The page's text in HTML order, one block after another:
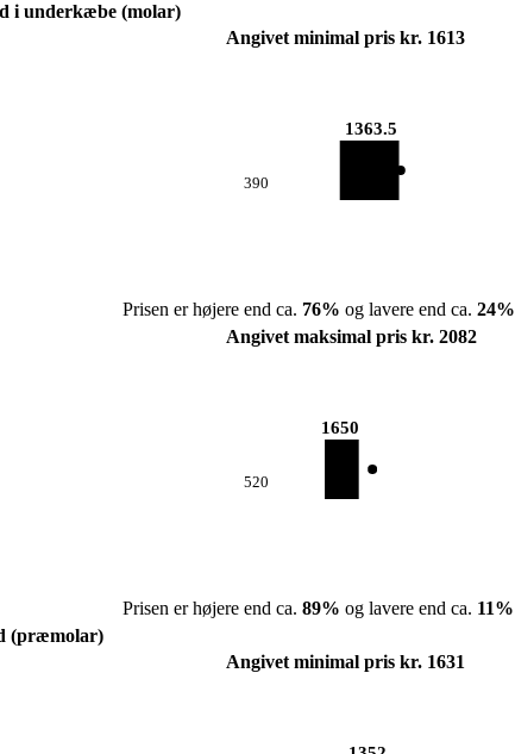
i underkæbe (molar)
Angivet minimal pris kr. 1613
390
1363.5
Prisen er højere end ca. 76% og lavere end ca. 24%
Angivet maksimal pris kr. 2082
520
1650
Prisen er højere end ca. 89% og lavere end ca. 11%
(præmolar)
Angivet minimal pris kr. 1631